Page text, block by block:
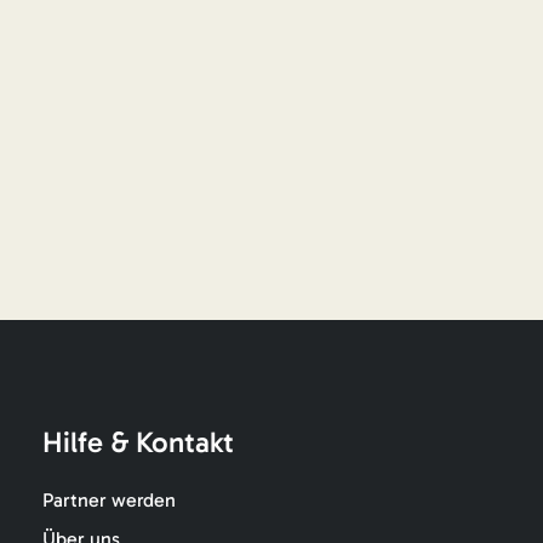
Hilfe & Kontakt
Partner werden